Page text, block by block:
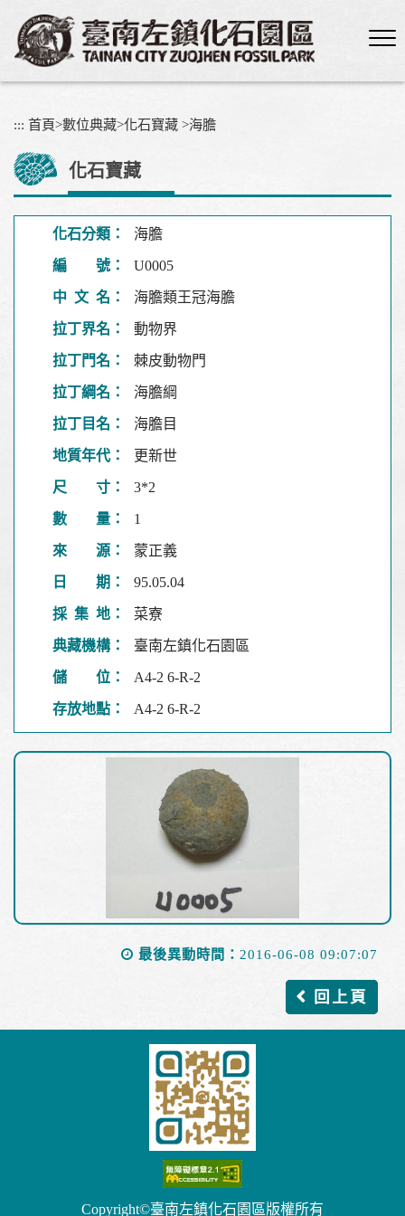
內
::: 首頁>數位典藏>化石寶藏 >海膽
化石寶藏
化石分類： 海膽
編 號： U0005
中 文 名： 海膽類王冠海膽
拉丁界名： 動物界
拉丁門名： 棘皮動物門
拉丁綱名： 海膽綱
拉丁目名： 海膽目
地質年代： 更新世
尺 寸： 3*2
數 量： 1
來 源： 蒙正義
日 期： 95.05.04
採 集 地： 菜寮
典藏機構： 臺南左鎮化石園區
儲 位： A4-2 6-R-2
存放地點： A4-2 6-R-2
最後異動時間： 2016-06-08 09:07:07
回上頁
Copyright©臺南左鎮化石園區版權所有